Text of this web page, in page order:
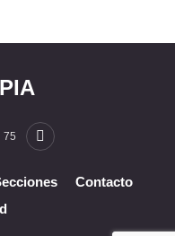
75
Contacto